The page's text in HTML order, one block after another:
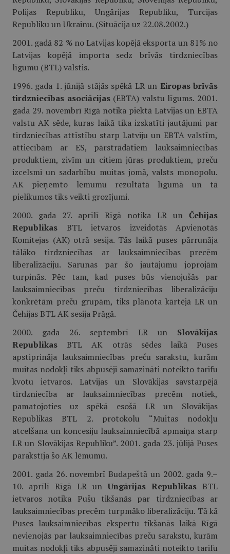
Polijas Republiku, Ungārijas Republiku, Turcijas
Republiku un Ukrainu. (Situācija uz 22.08.2002.)
2001. gadā 82 % no Latvijas kopējā eksporta un 81% no
Latvijas kopējā importa sedz brīvās tirdzniecības
līgumu (BTL) valstis.
1996. gada 1. jūnijā stājās spēkā LR un Eiropas brīvās
tirdzniecības asociācijas(EBTA) valstu līgums. 2001.
gada 29. novembrī Rīgā notika piektā Latvijas un EBTA
valstu AK sēde, kuras laikā tika izskatīti jautājumi par
tirdzniecības attīstību starp Latviju un EBTA valstīm,
attiecībām ar ES, pārstrādātiem lauksaimniecības
produktiem, zivīm un citiem jūras produktiem, preču
izcelsmi un sadarbību muitas jomā, valsts monopolu.
AK pieņemto lēmumu rezultātā līgumā un tā
pielikumos tiks veikti grozījumi.
2000. gada 27. aprīlī Rīgā notika LR un Čehijas
Republikas BTL ietvaros izveidotās Apvienotās
Komitejas (AK) otrā sesija. Tās laikā puses pārrunāja
tālāko tirdzniecības ar lauksaimniecības precēm
liberalizāciju. Sarunas par šo jautājumu joprojām
turpinās. Pēc tam, kad puses būs vienojušās par
lauksaimniecības preču tirdzniecības liberalizāciju
konkrētām preču grupām, tiks plānota kārtējā LR un
Čehijas BTL AK sesija Prāgā.
2000. gada 26. septembrī LR un Slovākijas
Republikas BTL AK otrās sēdes laikā Puses
apstiprināja lauksaimniecības preču sarakstu, kurām
muitas nodokļi tiks abpusēji samazināti noteikto tarifu
kvotu ietvaros. Latvijas un Slovākijas savstarpējā
tirdzniecība ar lauksaimniecības precēm notiek,
pamatojoties uz spēkā esošā LR un Slovākijas
Republikas BTL 2. protokolu “Muitas nodokļu
atcelšana un koncesiju lauksaimniecībā apmaiņa starp
LR un Slovākijas Republiku”. 2001. gada 23. jūlijā Puses
parakstīja šo AK lēmumu.
2001. gada 26. novembrī Budapeštā un 2002. gada 9.–
10. aprīlī Rīgā LR un Ungārijas Republikas BTL
ietvaros notika Pušu tikšanās par tirdzniecības ar
lauksaimniecības precēm turpmāko liberalizāciju. Tā kā
Puses lauksaimniecības ekspertu tikšanās laikā Rīgā
nevienojās par lauksaimniecības preču sarakstu, kurām
muitas nodokļi tiks abpusēji samazināti noteikto tarifu